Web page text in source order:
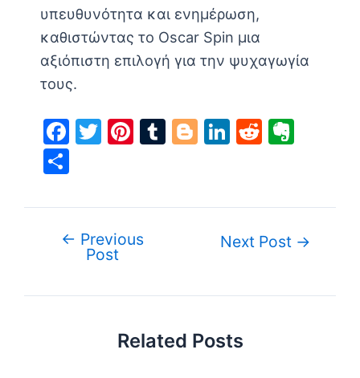
υπευθυνότητα και ενημέρωση,
καθιστώντας το Oscar Spin μια
αξιόπιστη επιλογή για την ψυχαγωγία
τους.
F
e
b
T
er
Pi
e
st
T
bl
Bl
g
er
Li
e
dI
R
di
t
n
ot
ar
e
navigation
← Previous
Post
Next Post →
Related Posts